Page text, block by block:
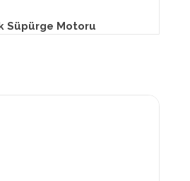
Süpürge Motoru